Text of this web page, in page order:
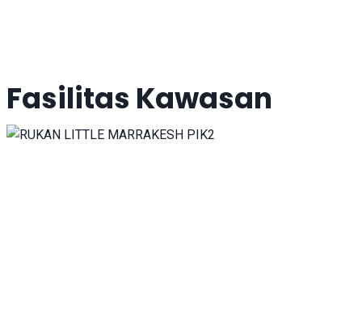
Fasilitas Kawasan